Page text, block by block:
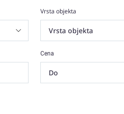
Vrsta objekta
Cena